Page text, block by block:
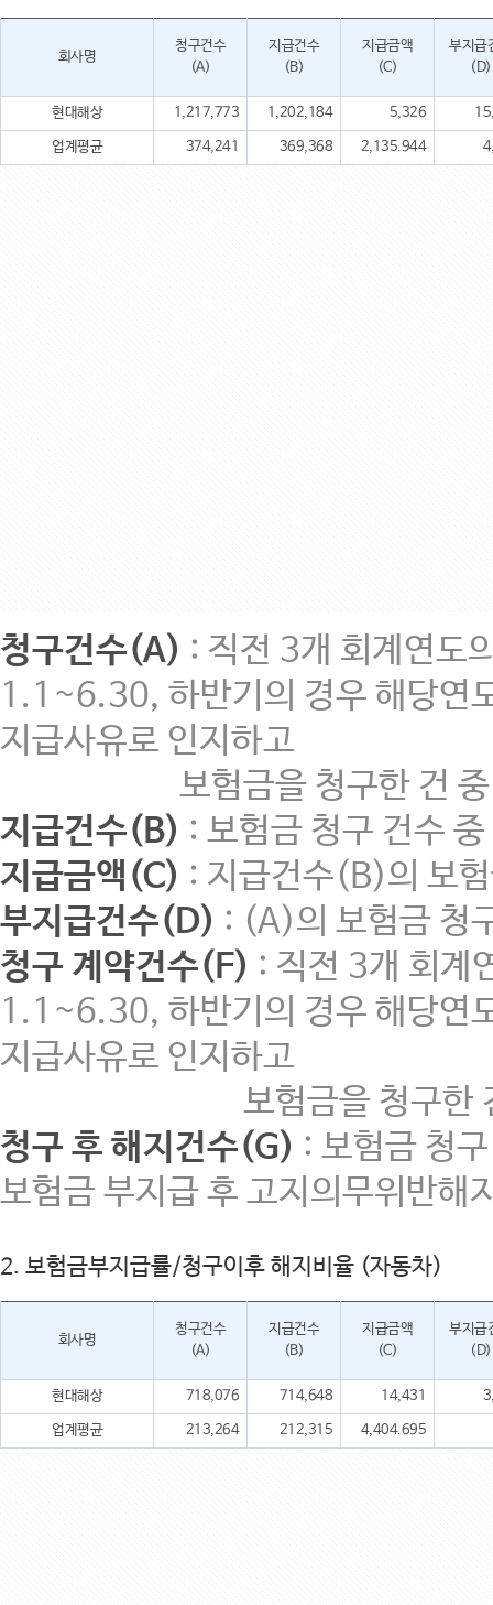
회사명
청구건수
(A)
지급건수
(B)
지급금액
(C)
부지급
(D)
현대해상 1,217,773 1,202,184 5,326
업계평균 374,241 369,368 2,135.944
청구건수(A) : 직전 3개 회계연도
1.1~6.30, 하반기의 경우 해당연
지급사유로 인지하고
보험금을 청구한 건 중 지급
지급건수(B) : 보험금 청구 건수
지급금액(C) : 지급건수(B)의 보
부지급건수(D) : (A)의 보험금 청
청구 계약건수(F) : 직전 3개 회계
1.1~6.30, 하반기의 경우 해당연
지급사유로 인지하고
보험금을 청구한 건 중 지
청구 후 해지건수(G) : 보험금 청
보험금 부지급 후 고지의무위반해
2. 보험금부지급률/청구이후 해지비율 (자동차)
회사명
청구건수
(A)
지급건수
(B)
지급금액
(C)
부지급
(D)
현대해상 718,076 714,648 14,431
업계평균 213,264 212,315 4,404.695